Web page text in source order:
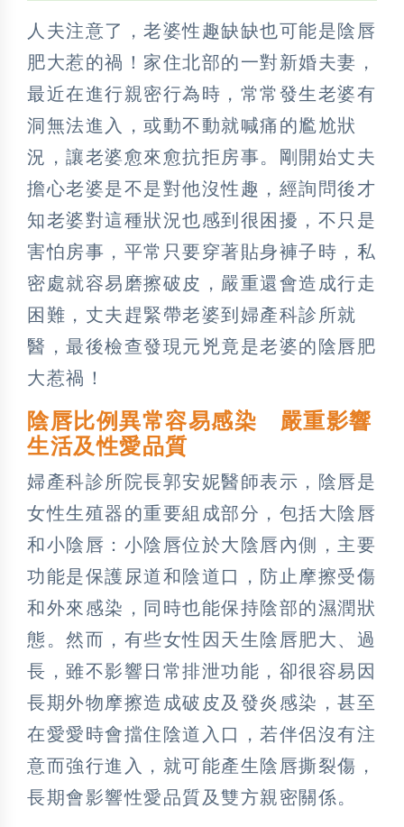
人夫注意了，老婆性趣缺缺也可能是陰唇
肥大惹的禍！家住北部的一對新婚夫妻，
最近在進行親密行為時，常常發生老婆有
洞無法進入，或動不動就喊痛的尷尬狀
況，讓老婆愈來愈抗拒房事。剛開始丈夫
擔心老婆是不是對他沒性趣，經詢問後才
知老婆對這種狀況也感到很困擾，不只是
害怕房事，平常只要穿著貼身褲子時，私
密處就容易磨擦破皮，嚴重還會造成行走
困難，丈夫趕緊帶老婆到婦產科診所就
醫，最後檢查發現元兇竟是老婆的陰唇肥
大惹禍！
陰唇比例異常容易感染 嚴重影響
生活及性愛品質
婦產科診所院長郭安妮醫師表示，陰唇是
女性生殖器的重要組成部分，包括大陰唇
和小陰唇：小陰唇位於大陰唇內側，主要
功能是保護尿道和陰道口，防止摩擦受傷
和外來感染，同時也能保持陰部的濕潤狀
態。然而，有些女性因天生陰唇肥大、過
長，雖不影響日常排泄功能，卻很容易因
長期外物摩擦造成破皮及發炎感染，甚至
在愛愛時會擋住陰道入口，若伴侶沒有注
意而強行進入，就可能產生陰唇撕裂傷，
長期會影響性愛品質及雙方親密關係。